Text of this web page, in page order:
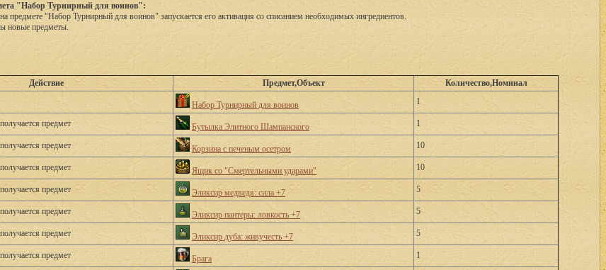
"Набор Турнирный для воинов":
предмете "Набор Турнирный для воинов" запускается его активация со списанием необходимых ингредиентов.
новые предметы.
Действие
Предмет,Объект
Количество,Номинал
Набор Турнирный для воинов 1
предмет Бутылка Элитного Шампанского 1
предмет Корзина с печеным осетром 10
предмет Ящик со "Смертельными ударами" 10
предмет Эликсир медведя: сила +7 5
предмет Эликсир пантеры: ловкость +7 5
предмет Эликсир дуба: живучесть +7 5
предмет Брага 1